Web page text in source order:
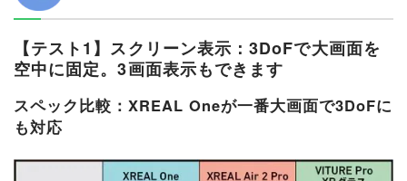
【テスト1】スクリーン表示：3DoFで大画面を
空中に固定。3画面表示もできます
スペック比較：XREAL Oneが一番大画面で3DoFに
も対応